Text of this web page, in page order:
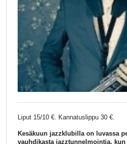
Liput 15/10 €. Kannatuslippu 30 €.
Kesäkuun jazzklubilla on luvassa
vauhdikasta jazztunnelmointia,